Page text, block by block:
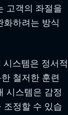
고객의 좌절을
화하려는 방식
스템은 정서적
철저한 훈련
시스템은 감정
조정할 수 있습